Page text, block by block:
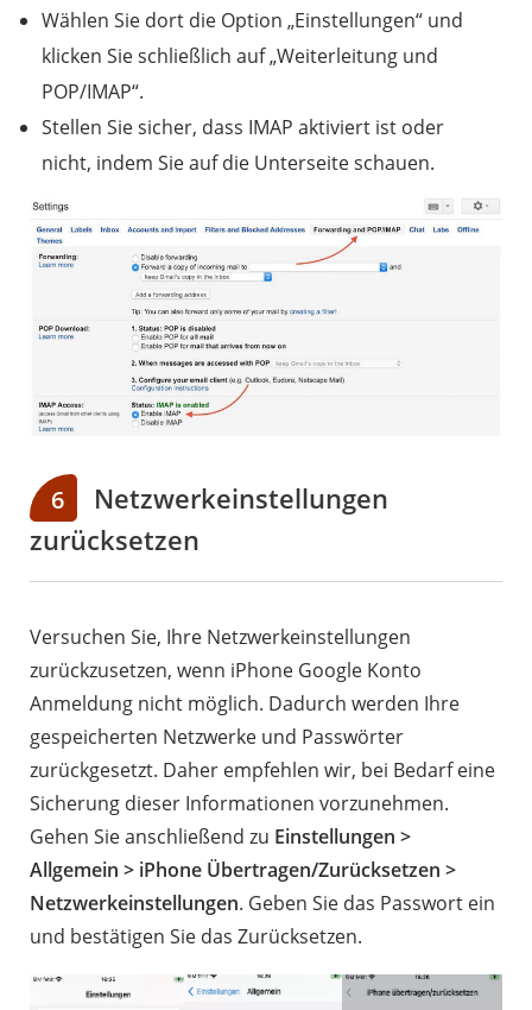
Wählen Sie dort die Option „Einstellungen“ und
klicken Sie schließlich auf „Weiterleitung und
POP/IMAP“.
Stellen Sie sicher, dass IMAP aktiviert ist oder
nicht, indem Sie auf die Unterseite schauen.
6
Netzwerkeinstellungen
zurücksetzen
Versuchen Sie, Ihre Netzwerkeinstellungen
zurückzusetzen, wenn iPhone Google Konto
Anmeldung nicht möglich. Dadurch werden Ihre
gespeicherten Netzwerke und Passwörter
zurückgesetzt. Daher empfehlen wir, bei Bedarf eine
Sicherung dieser Informationen vorzunehmen.
Gehen Sie anschließend zu Einstellungen >
Allgemein > iPhone Übertragen/Zurücksetzen >
Netzwerkeinstellungen. Geben Sie das Passwort ein
und bestätigen Sie das Zurücksetzen.